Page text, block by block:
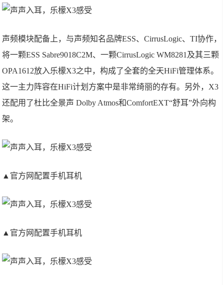
声频模块配备上，与声频知名品牌ESS、CirrusLogic、TI协作，
将一颗ESS Sabre9018C2M、一颗CirrusLogic WM8281及其三颗
OPA1612放入乐檬X3之中，构成了全套的全天HiFi管理体系。
这一主力阵容在HiFi计划方案中是非常绮丽的存有。另外，X3
还配用了杜比全景声 Dolby Atmos和ComfortEXT“舒耳”外向构
架。
▲官方网配置手机耳机
▲官方网配置手机耳机